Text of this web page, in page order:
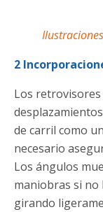
2
Los retrovisores
de carril como
necesario
Los ángulos
maniobras si no
girando